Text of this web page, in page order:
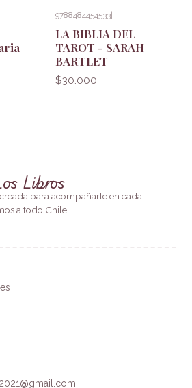
9788484454533|
LA BIBLIA DEL
TAROT - SARAH
BARTLET
$30.000
Libros
para acompañarte en cada
a todo Chile.